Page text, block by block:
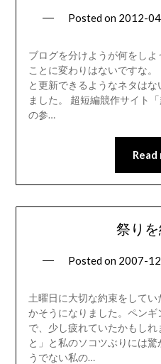
Posted on 2012-
ブログを分けようが何をし
ことに変わりはないですな
と更新できるようなネタは
ました。 超短編競作サイト
の参…
Read
祭り
Posted on 2007-
土曜日に大切な約束をして
かそうになりました。ペン
で、少し疲れていたかもしれ
と」と私のソコツぶりには
うでない私の…